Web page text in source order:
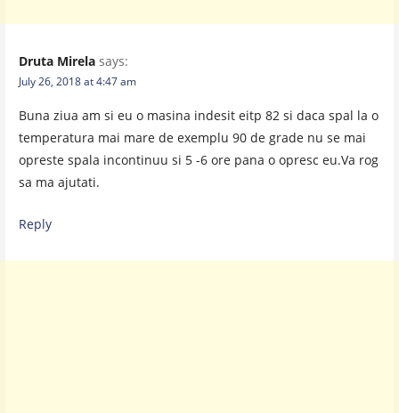
Druta Mirela says:
July 26, 2018 at 4:47 am
Buna ziua am si eu o masina indesit eitp 82 si daca spal la o
temperatura mai mare de exemplu 90 de grade nu se mai
opreste spala incontinuu si 5 -6 ore pana o opresc eu.Va rog
sa ma ajutati.
Reply